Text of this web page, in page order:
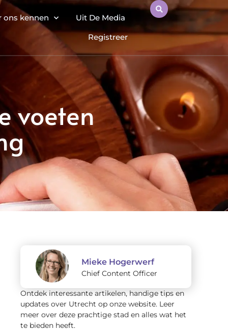
ons kennen
Uit De Media
Registreer
voeten
Mieke Hogerwerf
Chief Content Officer
Ontdek interessante artikelen, handige tips en
updates over Utrecht op onze website. Leer
meer over deze prachtige stad en alles wat het
te bieden heeft.